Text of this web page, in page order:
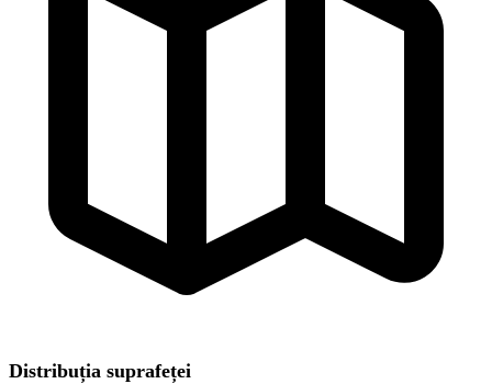
Distribuția suprafeței